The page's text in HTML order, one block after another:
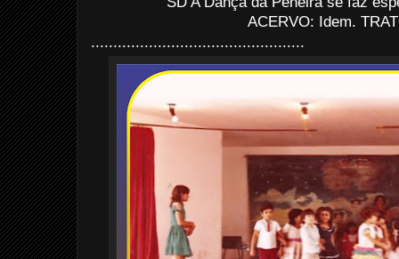
ACERVO: Idem.
................................................